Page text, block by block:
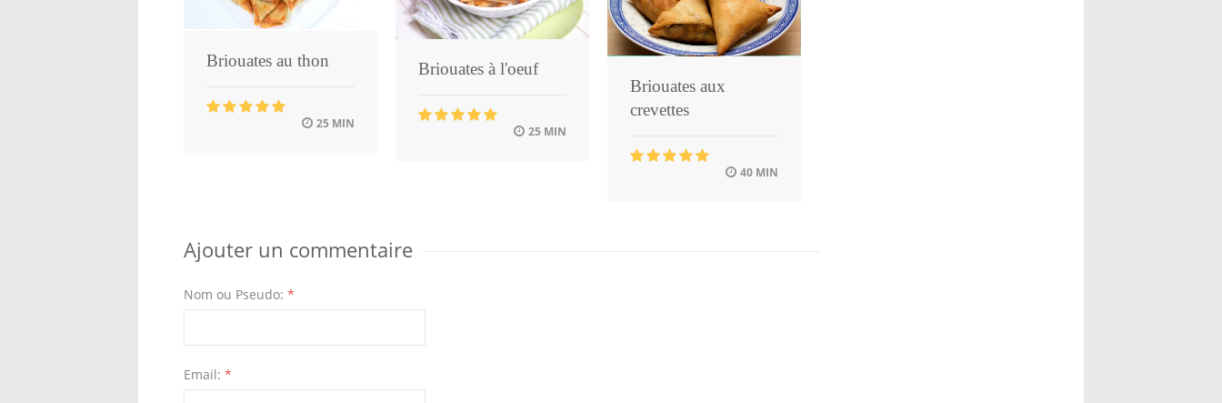
Briouates au thon
25 MIN
Briouates à l'oeuf
25 MIN
Briouates aux
crevettes
40 MIN
Ajouter un commentaire
Nom ou Pseudo: *
Email: *